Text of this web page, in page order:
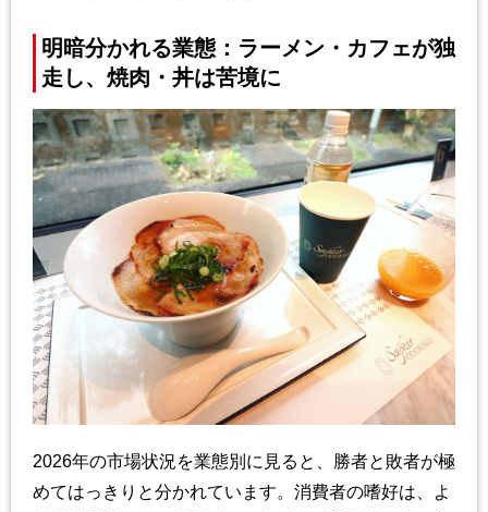
明暗分かれる業態：ラーメン・カフェが独
走し、焼肉・丼は苦境に
2026年の市場状況を業態別に見ると、勝者と敗者が極
めてはっきりと分かれています。消費者の嗜好は、よ